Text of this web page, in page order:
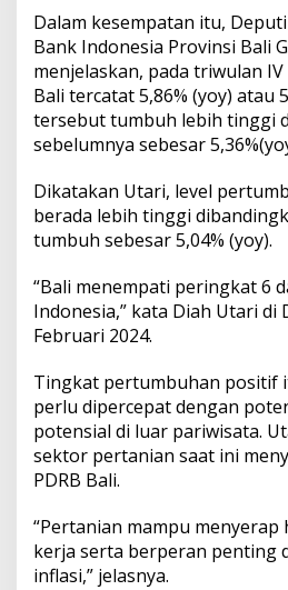
n
o
m
i
B
a
l
e
b
i
T
i
i
Dalam kesempatan itu,
Bank Indonesia Provinsi Bali
menjelaskan, pada triwulan
Bali tercatat 5,86% (yoy) atau
tersebut tumbuh lebih tinggi
sebelumnya sebesar
Dikatakan Utari, level
berada lebih tinggi
tumbuh sebesar 5,04% (yoy).
“Bali menempati peringkat 6
Indonesia,” kata Diah Utari di
Februari 2024.
Tingkat pertumbuhan positif
perlu dipercepat dengan
potensial di luar pariwisata.
sektor pertanian saat ini
PDRB Bali.
“Pertanian mampu menyerap
kerja serta berperan penting
inflasi,” jelasnya.